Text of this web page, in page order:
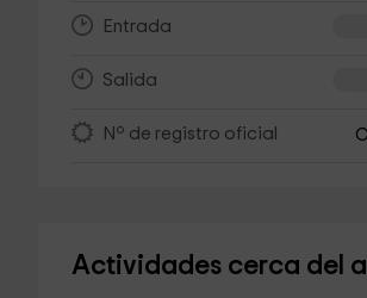
Entrada
Salida
Nº de registro oficial
Actividades cerca del